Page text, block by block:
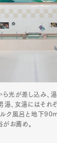
光が差し込み、
湯、女湯にはそれ
ク風呂と地下
お薦め。